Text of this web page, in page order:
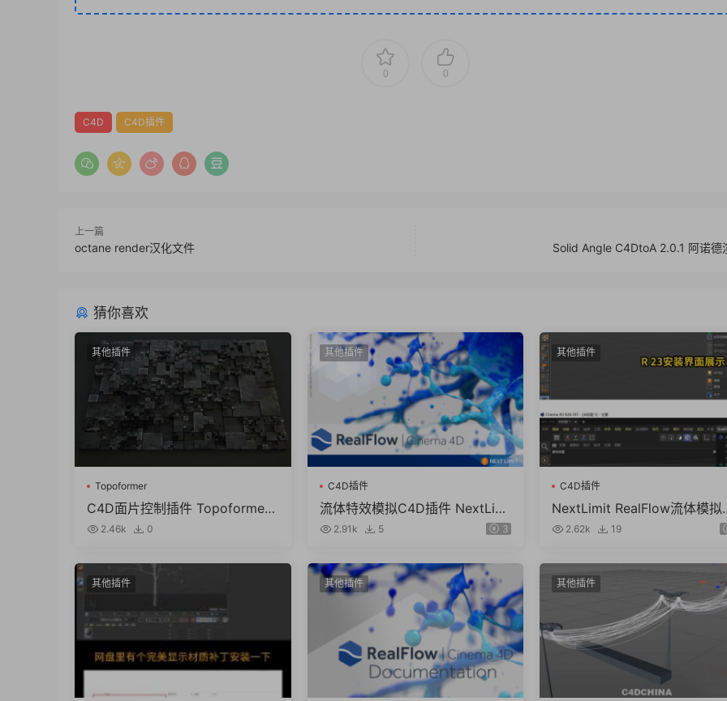
0 0
C4D C4D插件
上一篇
octane render汉化文件 Solid Angle C4DtoA 2.0.1 阿诺德
猜你喜欢
其他插件
Topoformer
C4D面片控制插件 Topoformer
V2.0 For Cinema 4D R23 – 202
2.46k 0
其他插件
C4D插件
流体特效模拟C4D插件 NextLimi
t RealFlow Cinema 4D v3.3.9.0
2.91k 5 3
其他插件
C4D插件
NextLimit RealFlow流体模拟
件中文汉化版C4D R19-R26
2.62k 19
其他插件 其他插件 其他插件